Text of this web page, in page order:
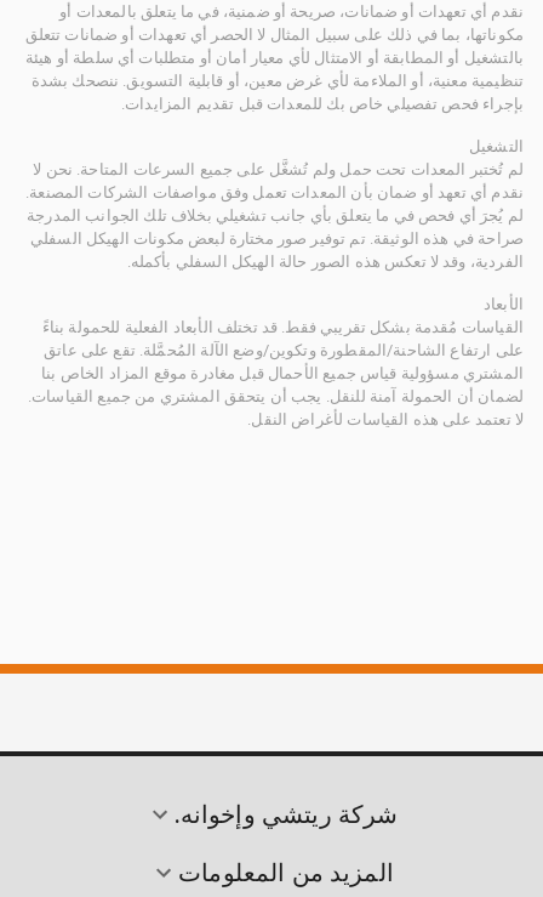
نقدم أي تعهدات أو ضمانات، صريحة أو ضمنية، في ما يتعلق بالمعدات أو
مكوناتها، بما في ذلك على سبيل المثال لا الحصر أي تعهدات أو ضمانات تتعلق
بالتشغيل أو المطابقة أو الامتثال لأي معيار أمان أو متطلبات أي سلطة أو هيئة
تنظيمية معنية، أو الملاءمة لأي غرض معين، أو قابلية التسويق. ننصحك بشدة
بإجراء فحص تفصيلي خاص بك للمعدات قبل تقديم المزايدات.
التشغيل
لم تُختبر المعدات تحت حمل ولم تُشغَّل على جميع السرعات المتاحة. نحن لا
نقدم أي تعهد أو ضمان بأن المعدات تعمل وفق مواصفات الشركات المصنعة.
لم يُجرَ أي فحص في ما يتعلق بأي جانب تشغيلي بخلاف تلك الجوانب المدرجة
صراحة في هذه الوثيقة. تم توفير صور مختارة لبعض مكونات الهيكل السفلي
الفردية، وقد لا تعكس هذه الصور حالة الهيكل السفلي بأكمله.
الأبعاد
القياسات مُقدمة بشكل تقريبي فقط. قد تختلف الأبعاد الفعلية للحمولة بناءً
على ارتفاع الشاحنة/المقطورة وتكوين/وضع الآلة المُحمَّلة. تقع على عاتق
المشتري مسؤولية قياس جميع الأحمال قبل مغادرة موقع المزاد الخاص بنا
لضمان أن الحمولة آمنة للنقل. يجب أن يتحقق المشتري من جميع القياسات.
لا تعتمد على هذه القياسات لأغراض النقل.
شركة ريتشي وإخوانه.
المزيد من المعلومات